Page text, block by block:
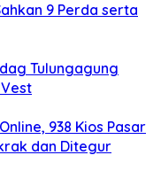
9 Perda serta
Tulungagung
938 Kios Pasar
dan Ditegur